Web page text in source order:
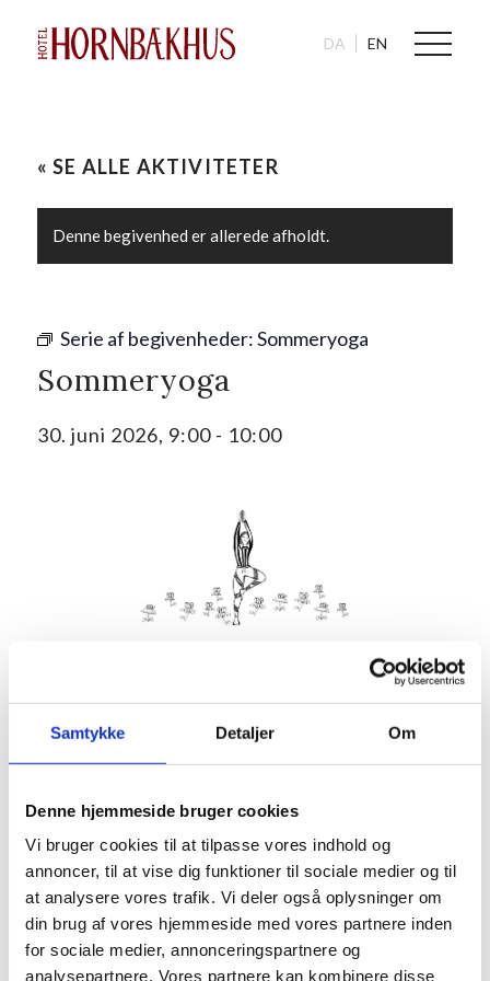
Samtykke Detaljer Om
Denne hjemmeside bruger cookies
Vi bruger cookies til at tilpasse vores indhold og
annoncer, til at vise dig funktioner til sociale medier og til
at analysere vores trafik. Vi deler også oplysninger om
din brug af vores hjemmeside med vores partnere inden
for sociale medier, annonceringspartnere og
analysepartnere. Vores partnere kan kombinere disse
DA EN
« SE ALLE AKTIVITETER
Denne begivenhed er allerede afholdt.
Serie af begivenheder:Sommeryoga
Sommeryoga
30. juni 2026, 9:00- 10:00
Kom med morgenhår og tag din nabo eller bedste ven under
Husk din yogamåtte.
Hvis det er dårligt vejr, er vi indendørs på Villa Strand eller
Hornbækhus.
Info
Tilmelding